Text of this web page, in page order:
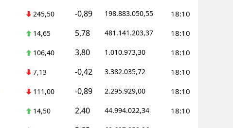
245,50 -0,89 198.883.050,55 18:10
14,65 5,78 481.141.203,37 18:10
106,40 3,80 1.010.973,30 18:10
7,13 -0,42 3.382.035,72 18:10
111,00 -0,89 2.295.929,00 18:10
14,50 2,40 44.994.022,34 18:10